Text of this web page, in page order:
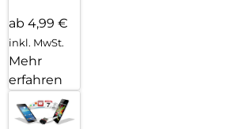
ab 4,99 €
inkl. MwSt.
Mehr
erfahren